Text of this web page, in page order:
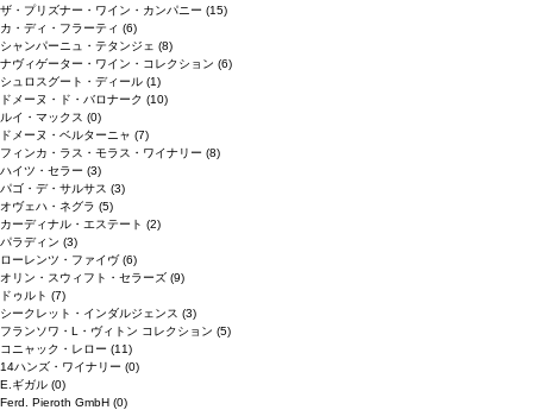
ザ・プリズナー・ワイン・カンパニー (15)
カ・ディ・フラーティ (6)
シャンパーニュ・テタンジェ (8)
ナヴィゲーター・ワイン・コレクション (6)
シュロスグート・ディール (1)
ドメーヌ・ド・バロナーク (10)
ルイ・マックス (0)
ドメーヌ・ベルターニャ (7)
フィンカ・ラス・モラス・ワイナリー (8)
ハイツ・セラー (3)
パゴ・デ・サルサス (3)
オヴェハ・ネグラ (5)
カーディナル・エステート (2)
パラディン (3)
ローレンツ・ファイヴ(6)
オリン・スウィフト・セラーズ (9)
ドゥルト (7)
シークレット・インダルジェンス (3)
フランソワ・L・ヴィトン コレクション (5)
コニャック・レロー (11)
14ハンズ・ワイナリー (0)
E.ギガル (0)
Ferd. Pieroth GmbH (0)